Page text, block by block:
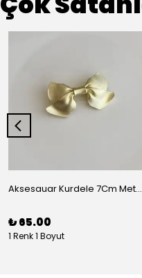
Aksesauar Kurdele 7Cm Metal Pens Toka
₺ 65.00
1 Renk 1 Boyut